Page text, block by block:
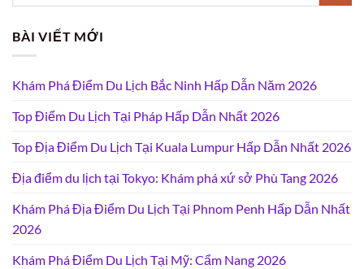
BÀI VIẾT MỚI
Khám Phá Điểm Du Lịch Bắc Ninh Hấp Dẫn Năm 2026
Top Điểm Du Lịch Tại Pháp Hấp Dẫn Nhất 2026
Top Địa Điểm Du Lịch Tại Kuala Lumpur Hấp Dẫn Nhất 2026
Địa điểm du lịch tại Tokyo: Khám phá xứ sở Phù Tang 2026
Khám Phá Địa Điểm Du Lịch Tại Phnom Penh Hấp Dẫn Nhất
2026
Khám Phá Điểm Du Lịch Tại Mỹ: Cẩm Nang 2026